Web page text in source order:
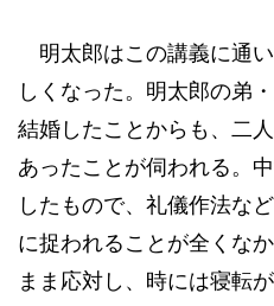
明太郎はこの講義に通
しくなった。明太郎の弟
結婚したことからも、二
あったことが伺われる。
したもので、礼儀作法な
に捉われることが全くな
まま応対し、時には寝転